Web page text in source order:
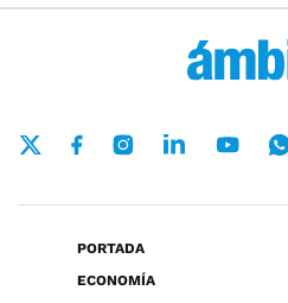
PORTADA
ECONOMÍA